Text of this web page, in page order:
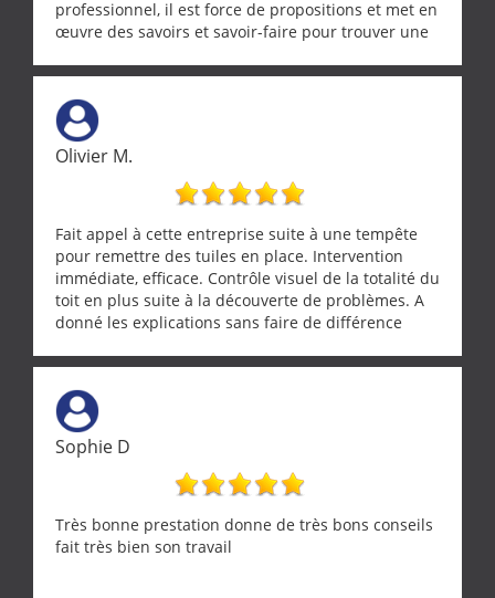
professionnel, il est force de propositions et met en
œuvre des savoirs et savoir-faire pour trouver une
demande de l écoute et de la considération, ce qui
ne se trouve que chez les pationnés de leur métier.
Merci a ce monsieur pour sa disponibilité
Olivier M.
Fait appel à cette entreprise suite à une tempête
pour remettre des tuiles en place. Intervention
immédiate, efficace. Contrôle visuel de la totalité du
toit en plus suite à la découverte de problèmes. A
donné les explications sans faire de différence
Sophie D
Très bonne prestation donne de très bons conseils
fait très bien son travail